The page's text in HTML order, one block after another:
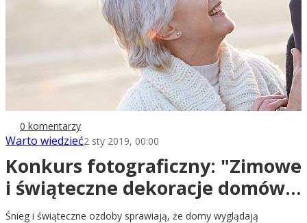
0 komentarzy
Warto wiedzieć2 sty 2019, 00:00
Konkurs fotograficzny: "Zimowe
i świąteczne dekoracje domów
Z500"
Śnieg i świąteczne ozdoby sprawiają, że domy wyglądają